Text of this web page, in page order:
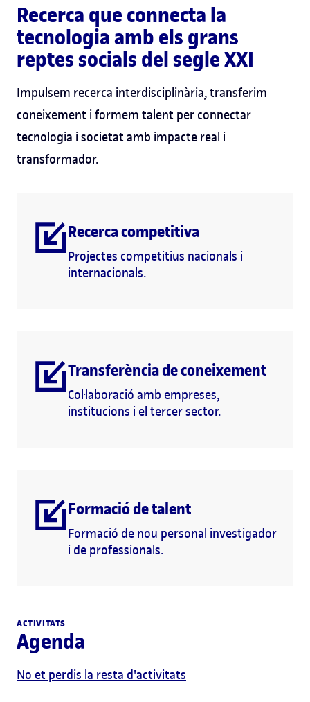
Recerca que connecta la
tecnologia amb els grans
reptes socials del segle XXI
Impulsem recerca interdisciplinària, transferim
coneixement i formem talent per connectar
tecnologia i societat amb impacte real i
transformador.
Recerca competitiva
Projectes competitius nacionals i
internacionals.
Transferència de coneixement
Col·laboració amb empreses,
institucions i el tercer sector.
Formació de talent
Formació de nou personal investigador
i de professionals.
ACTIVITATS
Agenda
No et perdis la resta d'activitats